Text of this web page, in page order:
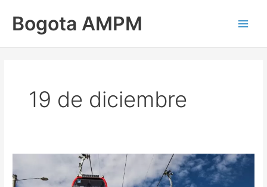
contenido
Bogota AMPM
19 de diciembre
licitación